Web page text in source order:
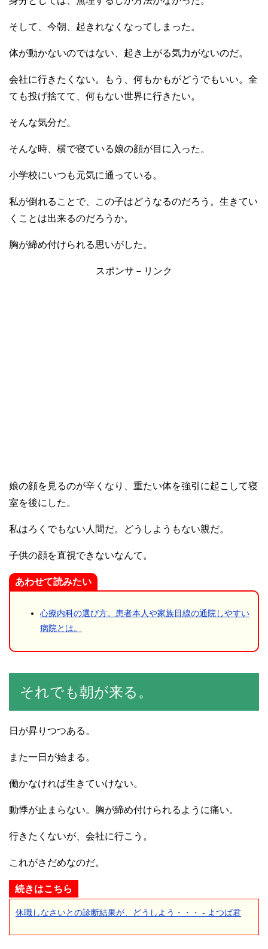
そして、今朝、起きれなくなってしまった。
体が動かないのではない、起き上がる気力がないのだ。
会社に行きたくない。もう、何もかもがどうでもいい。全
ても投げ捨てて、何もない世界に行きたい。
そんな気分だ。
そんな時、横で寝ている娘の顔が目に入った。
小学校にいつも元気に通っている。
私が倒れることで、この子はどうなるのだろう。生きてい
くことは出来るのだろうか。
胸が締め付けられる思いがした。
スポンサ－リンク
娘の顔を見るのが辛くなり、重たい体を強引に起こして寝
室を後にした。
私はろくでもない人間だ。どうしようもない親だ。
子供の顔を直視できないなんて。
あわせて読みたい
心療内科の選び方。患者本人や家族目線の通院しやすい
病院とは。
それでも朝が来る。
日が昇りつつある。
また一日が始まる。
働かなければ生きていけない。
動悸が止まらない。胸が締め付けられるように痛い。
行きたくないが、会社に行こう。
これがさだめなのだ。
続きはこちら
休職しなさいとの診断結果が、どうしよう・・・ - よつば君